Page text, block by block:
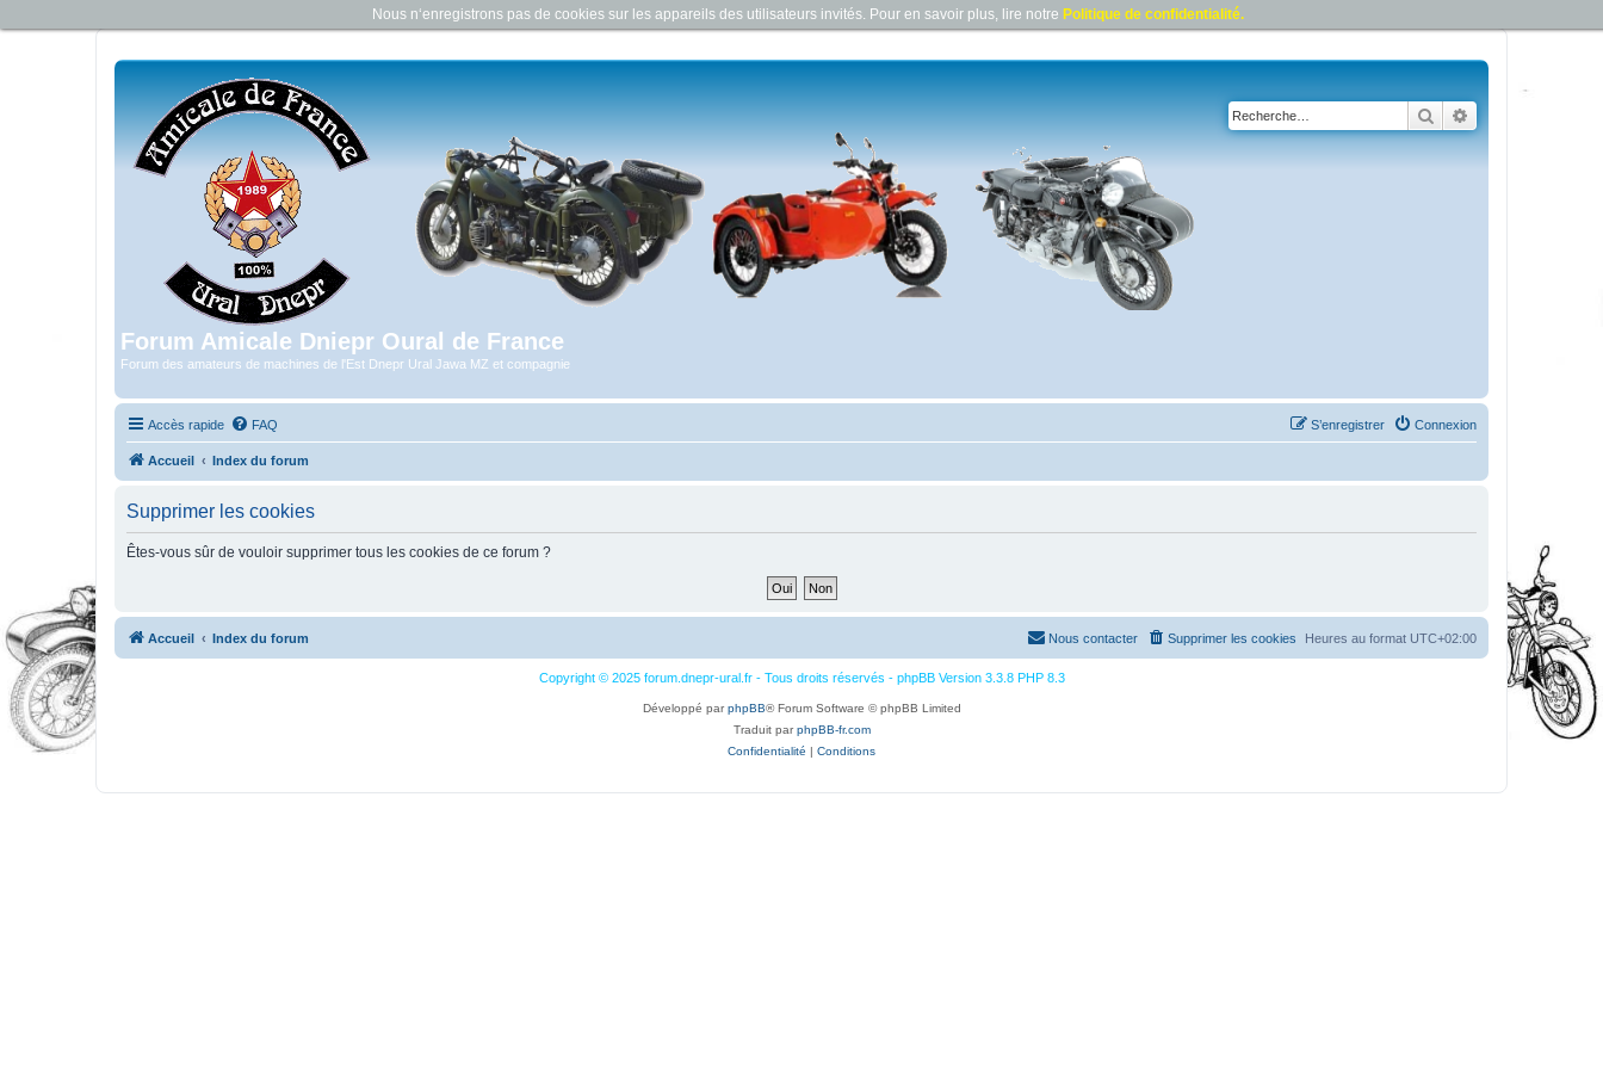
Nous n‘enregistrons pas de cookies sur les appareils des utilisateurs invités. Pour en savoir plus, lire notre Politique de confidentialité.
Forum Amicale Dniepr Oural de France
Forum des amateurs de machines de l'Est Dnepr Ural Jawa MZ et compagnie
Rechercher
Accès rapide FAQ Connexion
S’enregistrer
Accueil Index du forum
Supprimer les cookies
Êtes-vous sûr de vouloir supprimer tous les cookies de ce forum ?
Accueil Index du forum Heures au format UTC+02:00
Supprimer les cookies
Nous contacter
Copyright © 2025 forum.dnepr-ural.fr - Tous droits réservés - phpBB Version 3.3.8 PHP 8.3
Développé parphpBB® Forum Software © phpBB Limited
Traduit parphpBB-fr.com
Confidentialité | Conditions